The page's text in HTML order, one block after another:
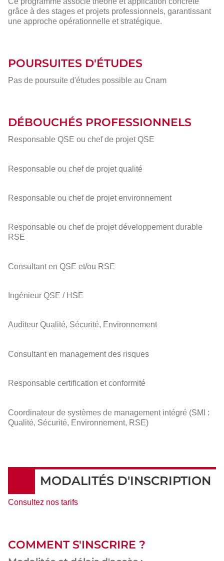
grâce à des stages et projets professionnels, garantissant
une approche opérationnelle et stratégique.
POURSUITES D'ÉTUDES
Pas de poursuite d'études possible au Cnam
DÉBOUCHÉS PROFESSIONNELS
Responsable QSE ou chef de projet QSE
Responsable ou chef de projet qualité
Responsable ou chef de projet environnement
Responsable ou chef de projet développement durable
RSE
Consultant en QSE et/ou RSE
Ingénieur QSE / HSE
Auditeur Qualité, Sécurité, Environnement
Consultant en management des risques
Responsable certification et conformité
Coordinateur de systèmes de management intégré (SMI :
Qualité, Sécurité, Environnement, RSE)
MODALITÉS D'INSCRIPTION
Consultez nos tarifs
COMMENT S'INSCRIRE ?